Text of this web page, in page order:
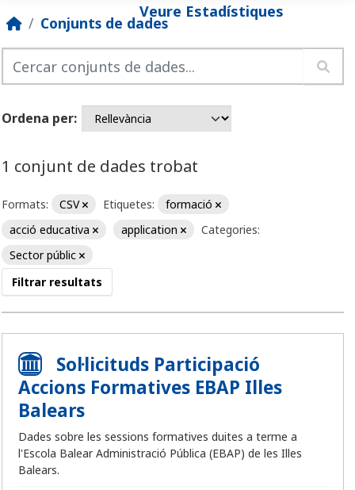
Veure Estadístiques
Conjunts de dades
Ordena per
1 conjunt de dades trobat
Formats: CSV Etiquetes:
formació
acció educativa
application
Categories:
Sector públic
Filtrar resultats
Sol·licituds Participació
Accions Formatives EBAP Illes
Balears
Dades sobre les sessions formatives duites a terme a
l'Escola Balear Administració Pública (EBAP) de les Illes
Balears.